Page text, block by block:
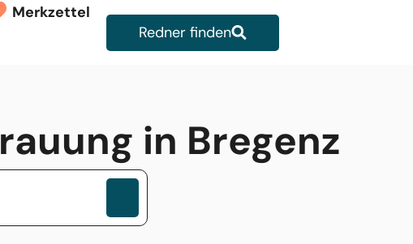
Merkzettel
Redner finden
in Bregenz